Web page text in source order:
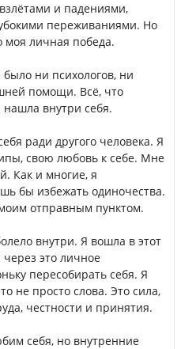
и падениями,
переживаниями. Но
моя личная победа.
ни психологов, ни
помощи. Всё, что
внутри себя.
ради другого человека. Я
свою любовь к себе. Мне
Как и многие, я
бы избежать одиночества.
отправным пунктом.
внутри. Я вошла в этот
через это личное
пересобирать себя. Я
не просто слова. Это сила,
честности и принятия.
себя, но внутренние